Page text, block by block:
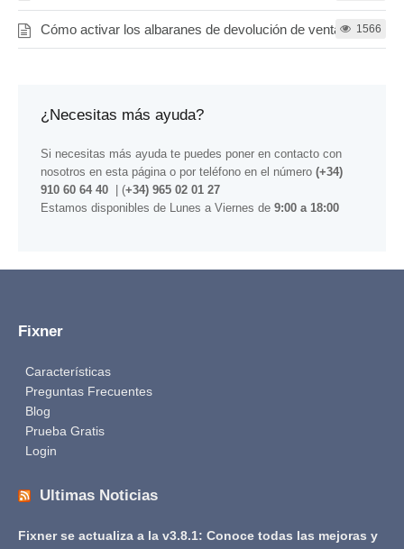
Cómo activar los albaranes de devolución de venta 1566
¿Necesitas más ayuda?
Si necesitas más ayuda te puedes poner en contacto con
nosotros en esta página o por teléfono en el número (+34)
910 60 64 40
| (+34) 965 02 01 27
Estamos disponibles de Lunes a Viernes de 9:00 a 18:00
Fixner
Características
Preguntas Frecuentes
Blog
Prueba Gratis
Login
Ultimas Noticias
Fixner se actualiza a la v3.8.1: Conoce todas las mejoras y